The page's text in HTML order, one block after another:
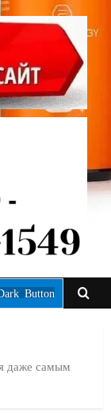
Button
даже самым